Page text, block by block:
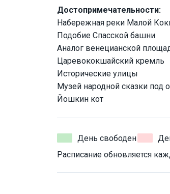
Достопримечательности:
Набережная реки Малой
Подобие Спасской башни
Аналог венецианской
Царевококшайский кремль
Исторические улицы
Музей народной сказки под
Йошкин кот
День свободен
Расписание обновляется